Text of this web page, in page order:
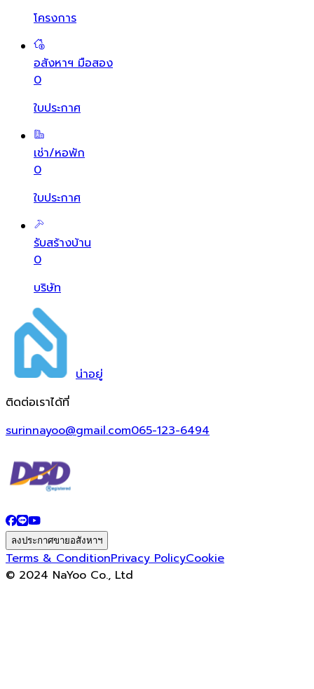
โครงการ
อสังหาฯ มือสอง
0
ใบประกาศ
เช่า/หอพัก
0
ใบประกาศ
รับสร้างบ้าน
0
บริษัท
น่าอยู่
ติดต่อเราได้ที่
surinnayoo@gmail.com065-123-6494
ลงประกาศขายอสังหาฯ
Terms & ConditionPrivacy PolicyCookie
© 2024 NaYoo Co., Ltd